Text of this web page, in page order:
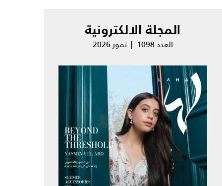
المجلة الالكترونية
العدد 1098 | تموز 2026